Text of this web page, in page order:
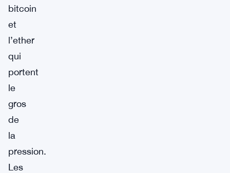
bitcoin
et
l’ether
qui
portent
le
gros
de
la
pression.
Les